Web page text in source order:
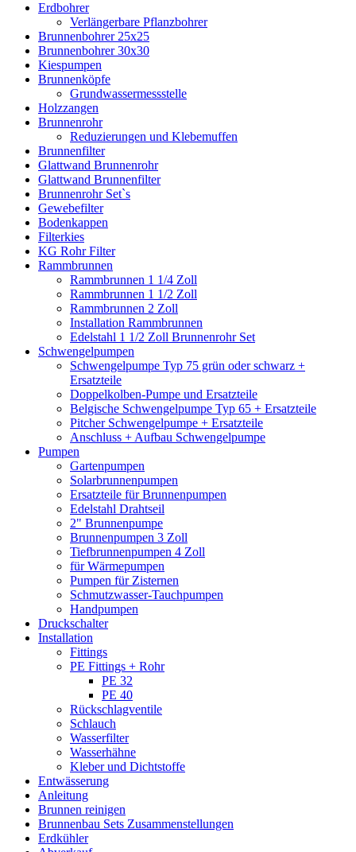
Erdbohrer
Verlängerbare Pflanzbohrer
Brunnenbohrer 25x25
Brunnenbohrer 30x30
Kiespumpen
Brunnenköpfe
Grundwassermessstelle
Holzzangen
Brunnenrohr
Reduzierungen und Klebemuffen
Brunnenfilter
Glattwand Brunnenrohr
Glattwand Brunnenfilter
Brunnenrohr Set`s
Gewebefilter
Bodenkappen
Filterkies
KG Rohr Filter
Rammbrunnen
Rammbrunnen 1 1/4 Zoll
Rammbrunnen 1 1/2 Zoll
Rammbrunnen 2 Zoll
Installation Rammbrunnen
Edelstahl 1 1/2 Zoll Brunnenrohr Set
Schwengelpumpen
Schwengelpumpe Typ 75 grün oder schwarz +
Ersatzteile
Doppelkolben-Pumpe und Ersatzteile
Belgische Schwengelpumpe Typ 65 + Ersatzteile
Pitcher Schwengelpumpe + Ersatzteile
Anschluss + Aufbau Schwengelpumpe
Pumpen
Gartenpumpen
Solarbrunnenpumpen
Ersatzteile für Brunnenpumpen
Edelstahl Drahtseil
2" Brunnenpumpe
Brunnenpumpen 3 Zoll
Tiefbrunnenpumpen 4 Zoll
für Wärmepumpen
Pumpen für Zisternen
Schmutzwasser-Tauchpumpen
Handpumpen
Druckschalter
Installation
Fittings
PE Fittings + Rohr
PE 32
PE 40
Rückschlagventile
Schlauch
Wasserfilter
Wasserhähne
Kleber und Dichtstoffe
Entwässerung
Anleitung
Brunnen reinigen
Brunnenbau Sets Zusammenstellungen
Erdkühler